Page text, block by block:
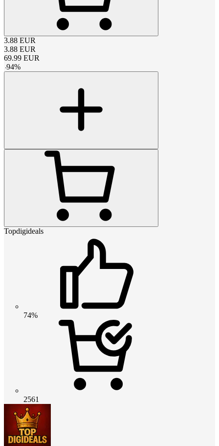
3.88 EUR
3.88 EUR
69.99 EUR
-94%
Topdigideals
74%
2561